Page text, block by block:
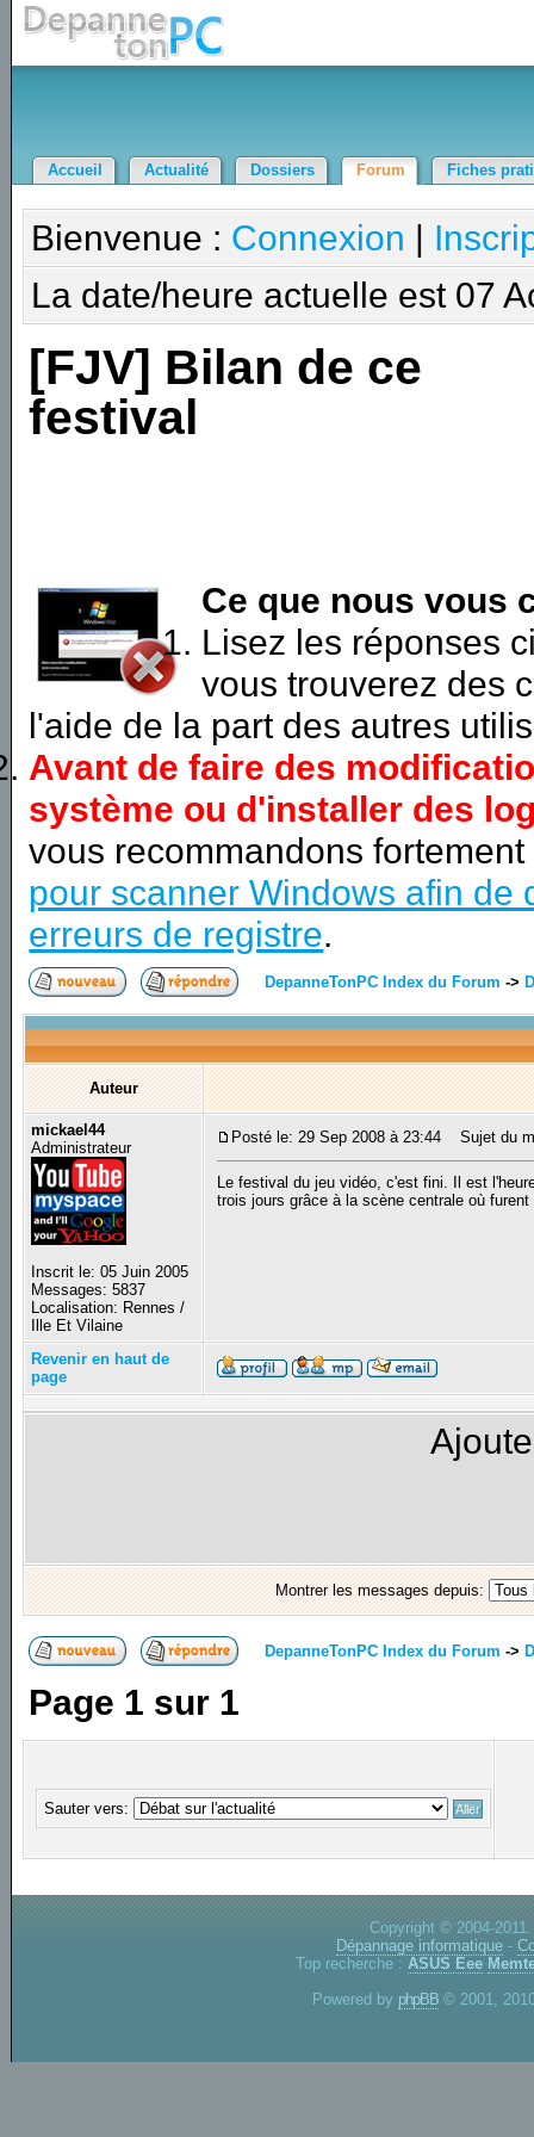
Accueil Actualité Dossiers Forum Fiches
Bienvenue : Connexion |
La date/heure actuelle est 07
[FJV] Bilan de ce
festival
Ce que nous vous
Lisez les réponses
vous trouverez des
l'aide de la part des autres
Avant de faire des
système ou d'installer des
vous recommandons
pour scanner Windows afin de
erreurs de registre.
DepanneTonPC Index du Forum ->
Auteur
mickael44
Administrateur
Inscrit le: 05 Juin 2005
Messages: 5837
Localisation: Rennes /
Ille Et Vilaine
Posté le: 29 Sep 2008 à 23:44 Sujet du
Le festival du jeu vidéo, c'est fini. Il est
trois jours grâce à la scène centrale où
Revenir en haut de
page
Montrer les messages depuis:
DepanneTonPC Index du Forum ->
Page 1 sur 1
Sauter vers:
Copyright © 2004-
Dépannage informatique -
Top recherche : ASUS Eee
Powered by phpBB © 2001,